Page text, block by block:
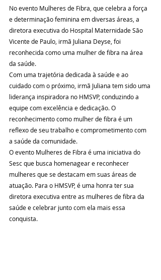
No evento Mulheres de Fibra, que celebra a força
e determinação feminina em diversas áreas, a
diretora executiva do Hospital Maternidade São
Vicente de Paulo, irmã Juliana Deyse, foi
reconhecida como uma mulher de fibra na área
da saúde.
Com uma trajetória dedicada à saúde e ao
cuidado com o próximo, irmã Juliana tem sido uma
liderança inspiradora no HMSVP, conduzindo a
equipe com excelência e dedicação. O
reconhecimento como mulher de fibra é um
reflexo de seu trabalho e comprometimento com
a saúde da comunidade.
O evento Mulheres de Fibra é uma iniciativa do
Sesc que busca homenagear e reconhecer
mulheres que se destacam em suas áreas de
atuação. Para o HMSVP, é uma honra ter sua
diretora executiva entre as mulheres de fibra da
saúde e celebrar junto com ela mais essa
conquista.